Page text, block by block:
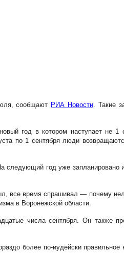
сообщают РИА Новости. Такие
год в котором наступает не 1
по 1 сентября люди
следующий год уже
все время спрашивал — почему
в Воронежской области.
числа сентября. Он также
более по-иудейски